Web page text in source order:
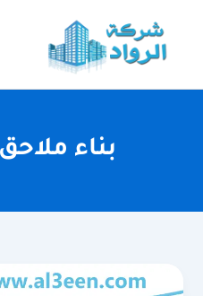
المحتوى
بناء